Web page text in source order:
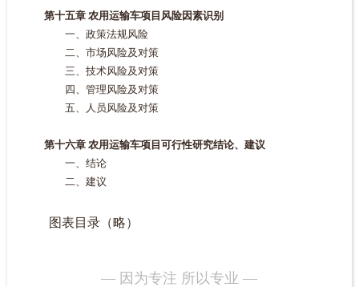
第十五章 农用运输车项目风险因素识别
一、政策法规风险
二、市场风险及对策
三、技术风险及对策
四、管理风险及对策
五、人员风险及对策
第十六章 农用运输车项目可行性研究结论、建议
一、结论
二、建议
图表目录（略）
— 因为专注 所以专业 —